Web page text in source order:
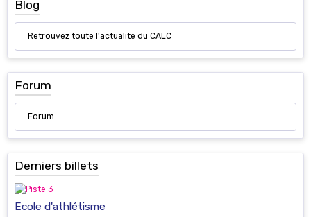
Retrouvez toute l'actualité du CALC
Forum
Forum
Derniers billets
Ecole d'athlétisme
Le 06/08/2026